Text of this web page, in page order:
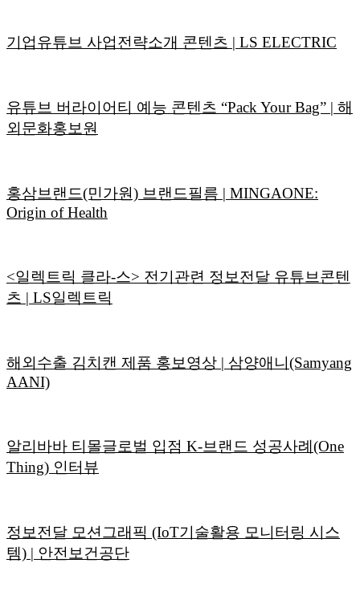
기업유튜브 사업전략소개 콘텐츠 | LS ELECTRIC
유튜브 버라이어티 예능 콘텐츠 “Pack Your Bag” | 해
외문화홍보원
홍삼브랜드(민가원) 브랜드필름 | MINGAONE:
Origin of Health
<일렉트릭 클라-스> 전기관련 정보전달 유튜브콘텐
츠 | LS일렉트릭
해외수출 김치캔 제품 홍보영상 | 삼양애니(Samyang
AANI)
알리바바 티몰글로벌 입점 K-브랜드 성공사례(One
Thing) 인터뷰
정보전달 모션그래픽 (IoT기술활용 모니터링 시스
템) | 안전보건공단